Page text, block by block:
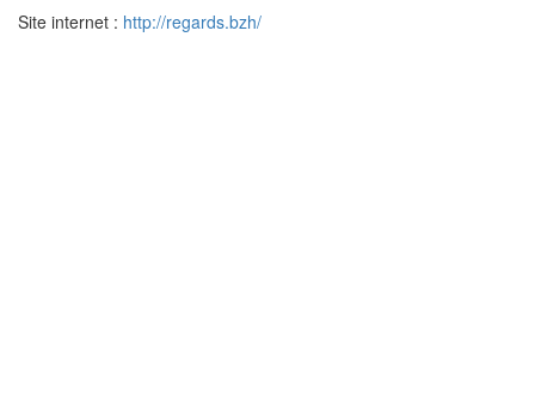
Site internet : http://regards.bzh/